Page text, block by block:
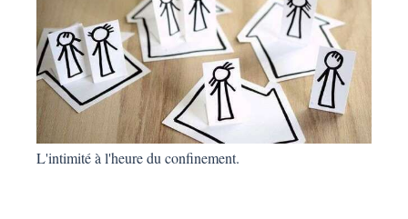
L'intimité à l'heure du confinement.